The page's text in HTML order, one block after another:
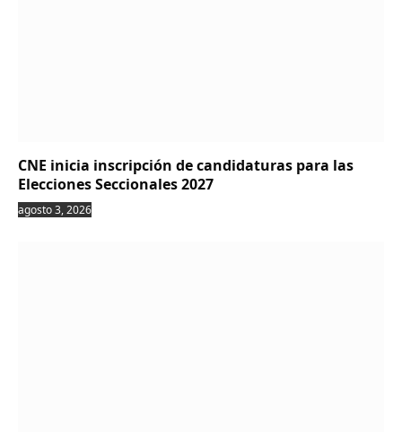
CNE inicia inscripción de candidaturas para las
Elecciones Seccionales 2027
agosto 3, 2026